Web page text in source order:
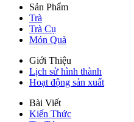
Sản Phẩm
Trà
Trà Cụ
Món Quà
Giới Thiệu
Lịch sử hình thành
Hoạt động sản xuất
Bài Viết
Kiến Thức